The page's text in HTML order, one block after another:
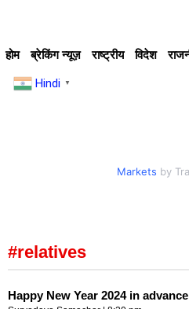
होम ब्रेकिंग न्यूज़ राष्ट्रीय विदेश
Hindi ▼
Markets by
#relatives
Happy New Year 2024 in